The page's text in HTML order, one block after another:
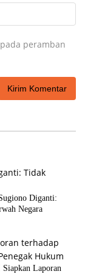
peramban
Diganti:
Negara
Laporan